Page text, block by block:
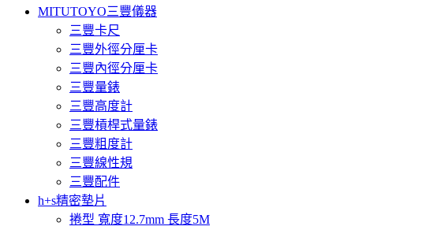
MITUTOYO三豐儀器
三豐卡尺
三豐外徑分厘卡
三豐內徑分厘卡
三豐量錶
三豐高度計
三豐槓桿式量錶
三豐粗度計
三豐線性規
三豐配件
h+s精密墊片
捲型 寬度12.7mm 長度5M